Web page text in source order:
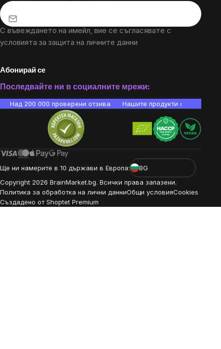
С въвеждането на имейл, вие се съгласявате с
условията за защита на личните данни
Абонирай се
Последвайте ни в социалните мрежи:
Над 200 000 проверени отзива Нашите продукти са
Ще ни намерите в 10 държави в Европа:
BG
Copyright 2026 BrainMarket.bg. Всички права запазени.
Политика за обработка на лични данниОбщи условияCookies
Създадено от Shoptet Premium